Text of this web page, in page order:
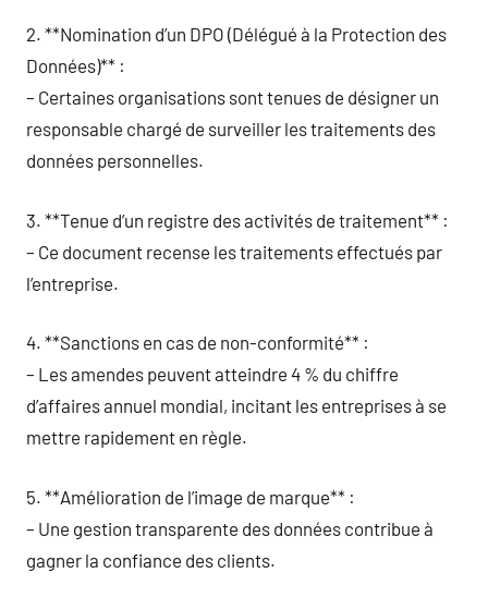
2. **Nomination d’un DPO (Délégué à la Protection des
Données)** :
– Certaines organisations sont tenues de désigner un
responsable chargé de surveiller les traitements des
données personnelles.
3. **Tenue d’un registre des activités de traitement** :
– Ce document recense les traitements effectués par
l’entreprise.
4. **Sanctions en cas de non-conformité** :
– Les amendes peuvent atteindre 4 % du chiffre
d’affaires annuel mondial, incitant les entreprises à se
mettre rapidement en règle.
5. **Amélioration de l’image de marque** :
– Une gestion transparente des données contribue à
gagner la confiance des clients.